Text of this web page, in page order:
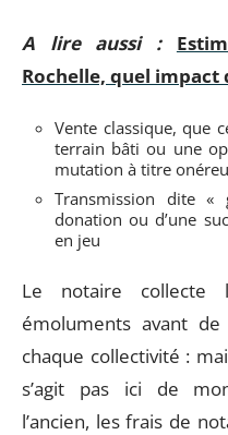
A lire aussi :
Rochelle, quel impact
Vente classique, que
terrain bâti ou une
mutation à titre
Transmission dite «
donation ou d’une
en jeu
Le notaire collecte
émoluments avant
chaque collectivité :
s’agit pas ici de
l’ancien, les frais de